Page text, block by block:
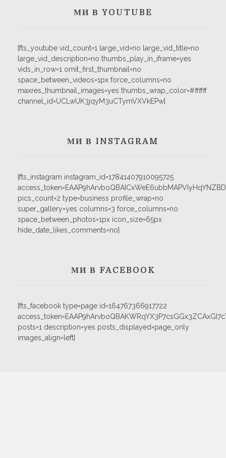
МИ В YOUTUBE
[fts_youtube vid_count=1 large_vid=no large_vid_title=no
large_vid_description=no thumbs_play_in_iframe=yes
vids_in_row=1 omit_first_thumbnail=no
space_between_videos=1px force_columns=no
maxres_thumbnail_images=yes thumbs_wrap_color=#ffffff
channel_id=UCLwUK3jqyM3uCTymVXVkEPw]
МИ В INSTAGRAM
[fts_instagram instagram_id=17841407910095725
pics_count=2 type=business profile_wrap=no
super_gallery=yes columns=3 force_columns=no
space_between_photos=1px icon_size=65px
hide_date_likes_comments=no]
МИ В FACEBOOK
[fts_facebook type=page id=164767366917722
posts=1 description=yes posts_displayed=page_only
images_align=left]